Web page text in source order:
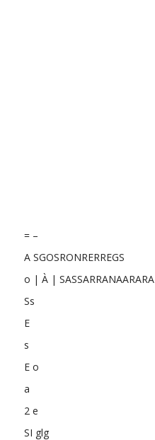
= –
A SGOSRONRERREGS
o | À | SASSARRANAARARA
Ss
E
s
E o
a
2 e
SI glg